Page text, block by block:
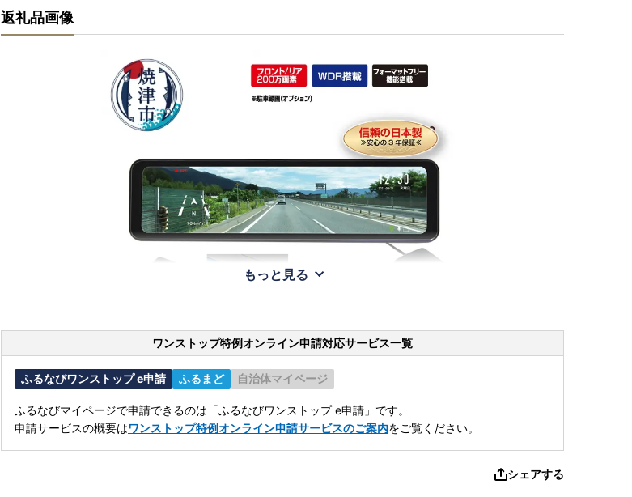
返礼品画像
もっと見る
ワンストップ特例オンライン申請対応サービス一覧
ふるなびワンストップ e申請 ふるまど 自治体マイページ
ふるなびマイページで申請できるのは「ふるなびワンストップ e申請」です。
申請サービスの概要はワンストップ特例オンライン申請サービスのご案内をご覧ください。
シェアする